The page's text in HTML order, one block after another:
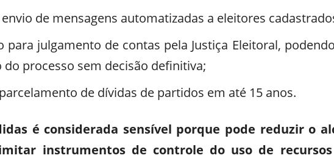
de mensagens automatizadas a eleitores
para julgamento de contas pela Justiça Eleitoral,
processo sem decisão definitiva;
de dívidas de partidos em até 15 anos.
é considerada sensível porque pode reduzir o
instrumentos de controle do uso de